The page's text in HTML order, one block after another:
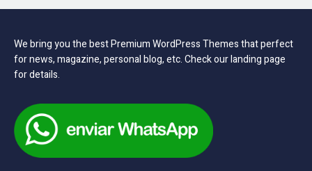
We bring you the best Premium WordPress Themes that perfect
for news, magazine, personal blog, etc. Check our landing page
for details.